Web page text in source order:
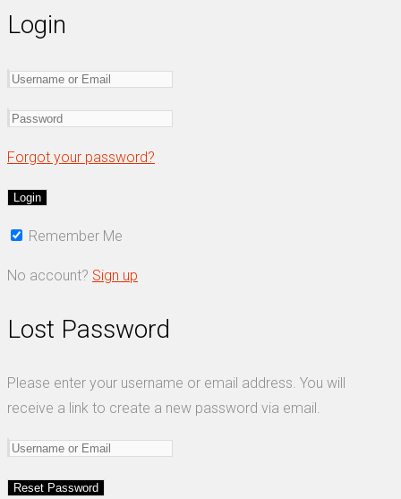
Login
Forgot your password?
Remember Me
No account? Sign up
Lost Password
Please enter your username or email address. You will
receive a link to create a new password via email.